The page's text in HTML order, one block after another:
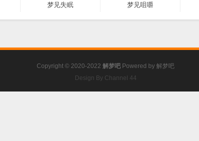
梦见失眠 梦见咀嚼
Copyright © 2020-2022 解梦吧 Powered by 解梦吧
Design By Channel 44